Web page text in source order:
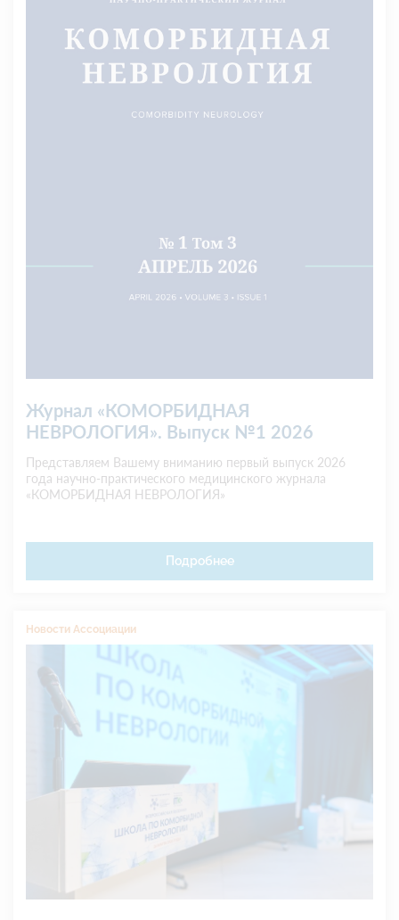
Журнал «КОМОРБИДНАЯ
НЕВРОЛОГИЯ». Выпуск №1 2026
Представляем Вашему вниманию первый выпуск 2026
года научно-практического медицинского журнала
«КОМОРБИДНАЯ НЕВРОЛОГИЯ»
Подробнее
Новости Ассоциации